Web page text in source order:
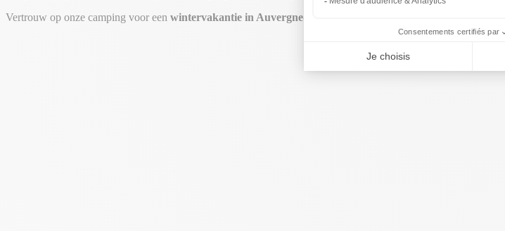
Vertrouw op onze camping voor een wintervakantie in Auvergne-Rhône-Alpes